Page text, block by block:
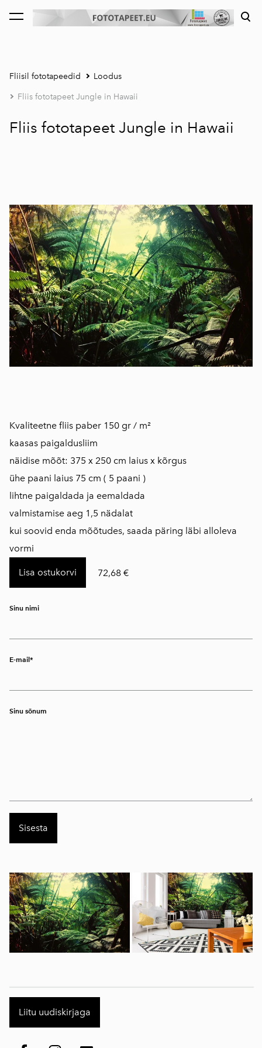
lisati ostukorvi. Vaata ostukorvi
Fliisil fototapeedid Loodus
Fliis fototapeet Jungle in Hawaii
Fliis fototapeet Jungle in Hawaii
Kvaliteetne fliis paber 150 gr / m²
kaasas paigaldusliim
näidise mõõt: 375 x 250 cm laius x kõrgus
ühe paani laius 75 cm ( 5 paani )
lihtne paigaldada ja eemaldada
valmistamise aeg 1,5 nädalat
kui soovid enda mõõtudes, saada päring läbi alloleva
vormi
Lisa ostukorvi 72,68 €
Sinu nimi
E-mail
Sinu sõnum
Liitu uudiskirjaga